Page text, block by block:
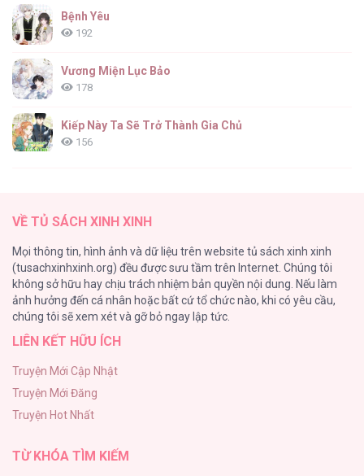
Bệnh Yêu
192
Vương Miện Lục Bảo
178
Kiếp Này Ta Sẽ Trở Thành Gia Chủ
156
139
Tổng hợp boylove 18+
135
Đứa Nhỏ Không Phải Là Con Anh
Mùa Xuân Hoa Nở
104
VỀ TỦ SÁCH XINH XINH
Mọi thông tin, hình ảnh và dữ liệu trên website tủ sách xinh xinh
(tusachxinhxinh.org) đều được sưu tầm trên Internet. Chúng tôi
không sở hữu hay chịu trách nhiệm bản quyền nội dung. Nếu làm
ảnh hưởng đến cá nhân hoặc bất cứ tổ chức nào, khi có yêu cầu,
chúng tôi sẽ xem xét và gỡ bỏ ngay lập tức.
LIÊN KẾT HỮU ÍCH
Truyện Mới Cập Nhật
Truyện Mới Đăng
Truyện Hot Nhất
TỪ KHÓA TÌM KIẾM